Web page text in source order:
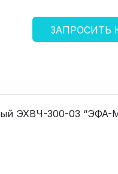
ЗАПРОСИТЬ
ЭХВЧ-300-03